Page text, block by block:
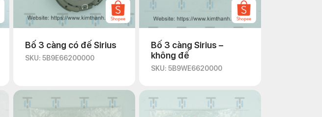
Bố 3 càng có đế Sirius
SKU: 5B9E66200000
Bố 3 càng Sirius –
không đế
SKU: 5B9WE6620000